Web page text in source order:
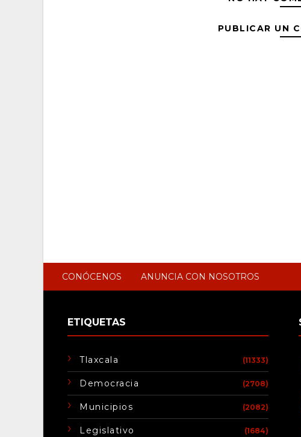
PUBLICAR UN
CONÓCENOS ANUNCIA CON NOSOTROS
ETIQUETAS
Tlaxcala (11333)
Democracia (2708)
Municipios (2082)
Legislativo (1684)